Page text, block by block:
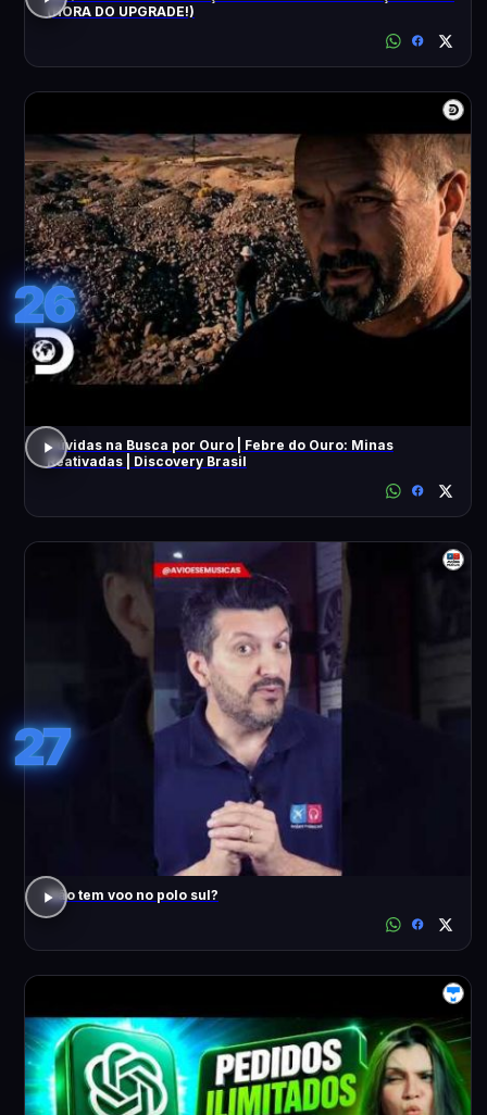
(HORA DO UPGRADE!)
26
Dúvidas na Busca por Ouro | Febre do Ouro: Minas
Reativadas | Discovery Brasil
27
Não tem voo no polo sul?